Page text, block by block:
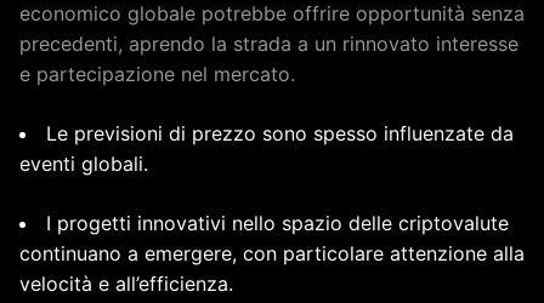
economico globale potrebbe offrire opportunità senza
precedenti, aprendo la strada a un rinnovato interesse
e partecipazione nel mercato.
Le previsioni di prezzo sono spesso influenzate da
eventi globali.
I progetti innovativi nello spazio delle criptovalute
continuano a emergere, con particolare attenzione alla
velocità e all’efficienza.